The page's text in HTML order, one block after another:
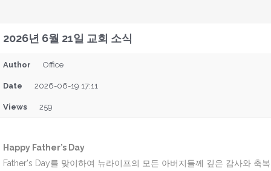
2026년 6월 21일 교회 소식
Author Office
Date 2026-06-19 17:11
Views 259
Happy Father’s Day
Father's Day를 맞이하여 뉴라이프의 모든 아버지들께 깊은 감사와 축